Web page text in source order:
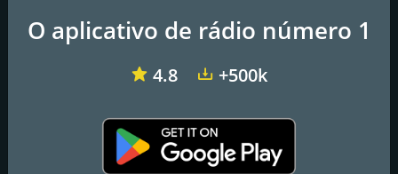
Radio Conquista
A sua rádio, A mais ouvida
O aplicativo de rádio número 1
4.8 +500k